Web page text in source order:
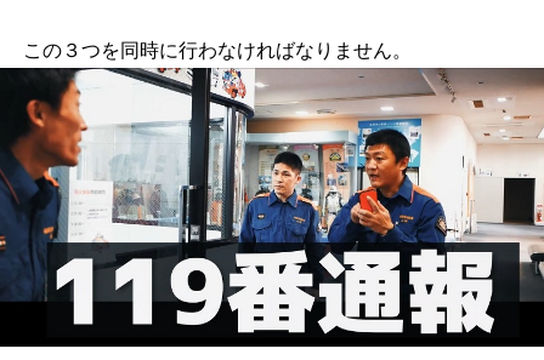
この３つを同時に行わなければなりません。